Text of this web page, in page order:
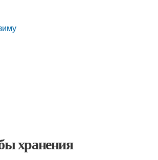
хранения